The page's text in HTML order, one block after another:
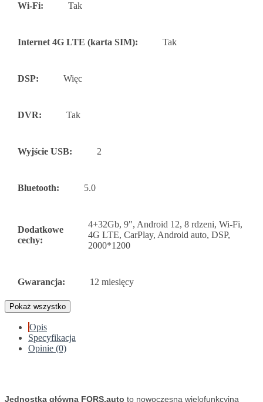
Wi-Fi: Tak
Internet 4G LTE (karta SIM): Tak
DSP: Więc
DVR: Tak
Wyjście USB: 2
Bluetooth: 5.0
Dodatkowe
cechy:
4+32Gb, 9", Android 12, 8 rdzeni, Wi-Fi,
4G LTE, CarPlay, Android auto, DSP,
2000*1200
Gwarancja: 12 miesięcy
Pokaż wszystko
Opis
Specyfikacja
Opinie (0)
Jednostka główna FORS.auto to nowoczesna wielofunkcyjna